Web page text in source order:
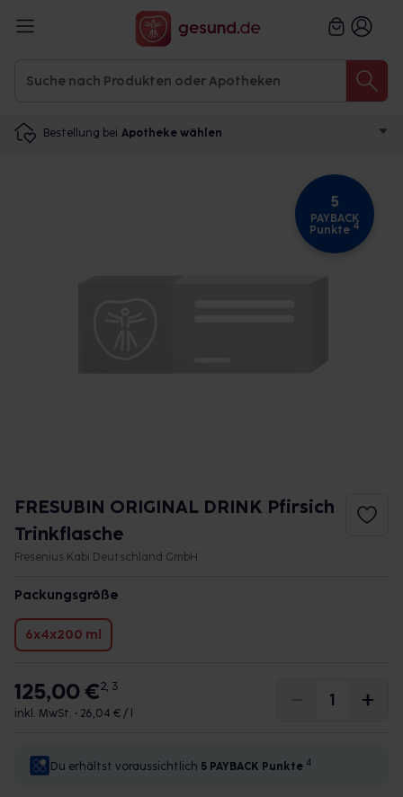
Bestellung bei Apotheke wählen
5
PAYBACK
Punkte 4
FRESUBIN ORIGINAL DRINK Pfirsich
Trinkflasche
Fresenius Kabi Deutschland GmbH
Packungsgröße
6x4x200 ml
125,00 €2, 3
inkl. MwSt. • 26,04 € / l
Du erhältst voraussichtlich 5 PAYBACK Punkte 4